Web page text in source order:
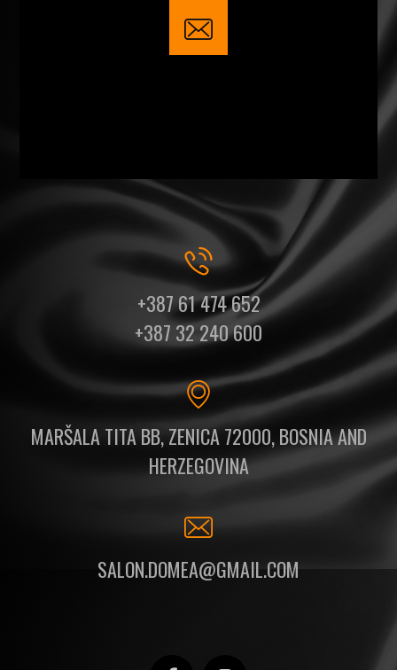
+387 61 474 652
+387 32 240 600
MARŠALA TITA BB, ZENICA 72000, BOSNIA AND
HERZEGOVINA
SALON.DOMEA@GMAIL.COM